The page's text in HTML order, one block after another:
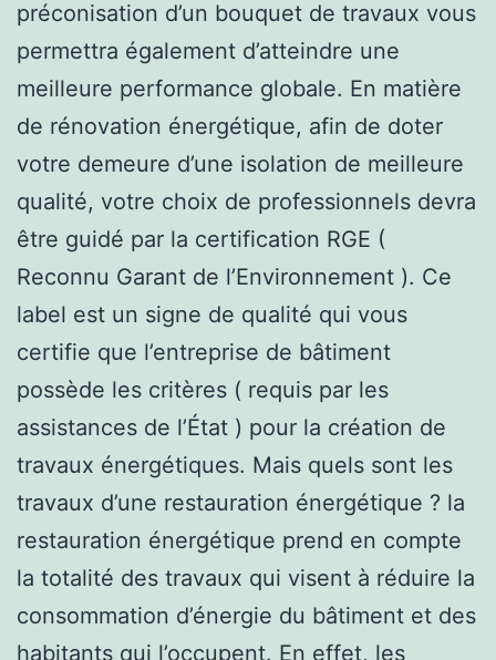
préconisation d’un bouquet de travaux vous
permettra également d’atteindre une
meilleure performance globale. En matière
de rénovation énergétique, afin de doter
votre demeure d’une isolation de meilleure
qualité, votre choix de professionnels devra
être guidé par la certification RGE (
Reconnu Garant de l’Environnement ). Ce
label est un signe de qualité qui vous
certifie que l’entreprise de bâtiment
possède les critères ( requis par les
assistances de l’État ) pour la création de
travaux énergétiques. Mais quels sont les
travaux d’une restauration énergétique ? la
restauration énergétique prend en compte
la totalité des travaux qui visent à réduire la
consommation d’énergie du bâtiment et des
habitants qui l’occupent. En effet, les